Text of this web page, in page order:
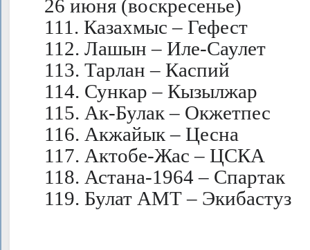
26 июня (воскресенье)
111. Казахмыс – Гефест
112. Лашын – Иле-Саулет
113. Тарлан – Каспий
114. Сункар – Кызылжар
115. Ак-Булак – Окжетпес
116. Акжайык – Цесна
117. Актобе-Жас – ЦСКА
118. Астана-1964 – Спартак
119. Булат АМТ – Экибастуз